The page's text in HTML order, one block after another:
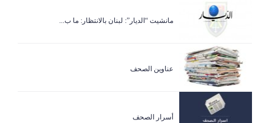
مانشيت “الديار”: لبنان بالانتظار: ما ب...
عناوين الصحف
أسرار الصحف